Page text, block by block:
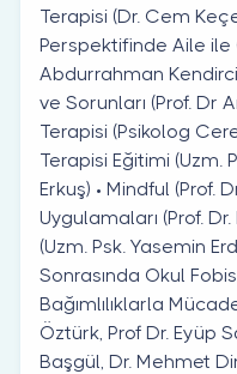
Terapisi (Dr. Cem
Perspektifinde Aile ile
Abdurrahman
ve Sorunları (Prof. Dr
Terapisi (Psikolog
Terapisi Eğitimi (Uzm.
Erkuş) • Mindful (Prof.
Uygulamaları (Prof.
(Uzm. Psk. Yasemin
Sonrasında Okul
Bağımlılıklarla
Öztürk, Prof Dr. Eyüp
Başgül, Dr. Mehmet